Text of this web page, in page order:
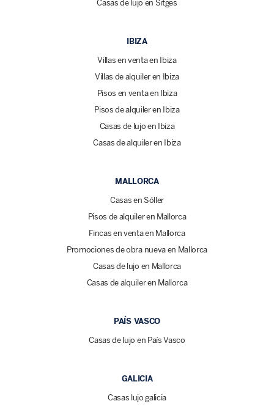
Casas de lujo en Sitges
IBIZA
Villas en venta en Ibiza
Villas de alquiler en Ibiza
Pisos en venta en Ibiza
Pisos de alquiler en Ibiza
Casas de lujo en Ibiza
Casas de alquiler en Ibiza
MALLORCA
Casas en Sóller
Pisos de alquiler en Mallorca
Fincas en venta en Mallorca
Promociones de obra nueva en Mallorca
Casas de lujo en Mallorca
Casas de alquiler en Mallorca
PAÍS VASCO
Casas de lujo en País Vasco
GALICIA
Casas lujo galicia